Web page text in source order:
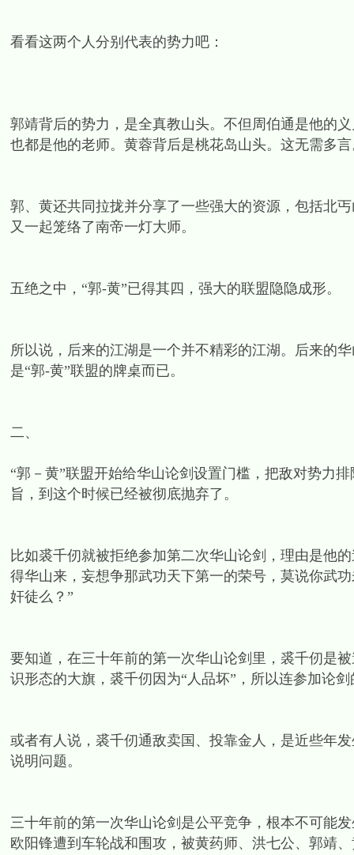
看看这两个人分别代表的势力吧：
郭靖背后的势力，是全真教山头。不但周伯通是他的
也都是他的老师。黄蓉背后是桃花岛山头。这无需多言
郭、黄还共同拉拢并分享了一些强大的资源，包括北
又一起笼络了南帝一灯大师。
五绝之中，“郭-黄”已得其四，强大的联盟隐隐成形。
所以说，后来的江湖是一个并不精彩的江湖。后来的
是“郭-黄”联盟的牌桌而已。
二、
“郭－黄”联盟开始给华山论剑设置门槛，把敌对势力
旨，到这个时候已经被彻底抛弃了。
比如裘千仞就被拒绝参加第二次华山论剑，理由是他
得华山来，妄想争那武功天下第一的荣号，莫说你武
奸徒么？”
要知道，在三十年前的第一次华山论剑里，裘千仞是
识形态的大旗，裘千仞因为“人品坏”，所以连参加论
或者有人说，裘千仞通敌卖国、投靠金人，是近些年
说明问题。
三十年前的第一次华山论剑是公平竞争，根本不可能
欧阳锋遭到车轮战和围攻，被黄药师、洪七公、郭靖